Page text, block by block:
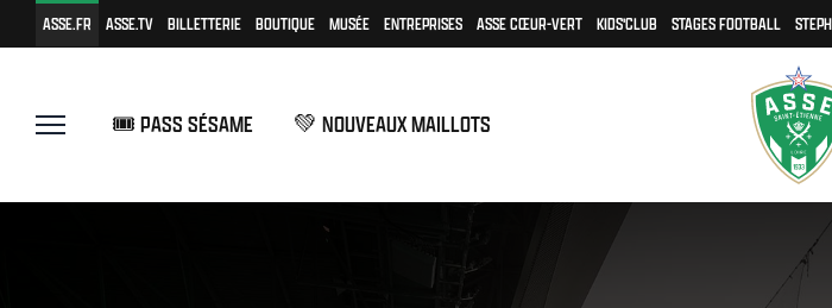
ASSE.FR ASSE.TV BILLETTERIE BOUTIQUE MUSÉE ENTREPRISES ASSE CŒUR-VERT KIDS'CLUB STAGES FOOTBALL
🎟️ PASS SÉSAME 💚 NOUVEAUX MAILLOTS